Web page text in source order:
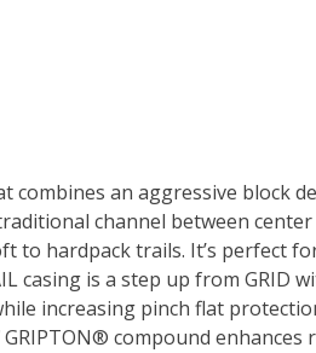
combines an aggressive block
channel between center
to hardpack trails. It’s perfect
casing is a step up from GRID
increasing pinch flat
compound enhances